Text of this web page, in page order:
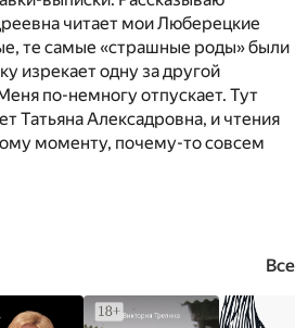
читает мои Люберецкие
те самые «страшные роды» были
изрекает одну за другой
по-немногу отпускает. Тут
Татьяна Алексадровна, и чтения
моменту, почему-то совсем
Все